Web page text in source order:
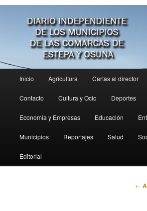
principal
Inicio Agricultura Cartas al director
Contacto Cultura y Ocio Deportes
Economia y Empresas Educación
Municipios Reportajes Salud
Editorial
←